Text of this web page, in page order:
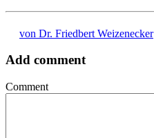
von Dr. Friedbert Weizenecker
Add comment
Comment